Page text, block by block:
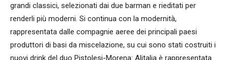
grandi classici, selezionati dai due barman e rieditati per
renderli più moderni. Si continua con la modernità,
rappresentata dalle compagnie aeree dei principali paesi
produttori di basi da miscelazione, su cui sono stati costruiti i
nuovi drink del duo Pistolesi-Morena: Alitalia è rappresentata